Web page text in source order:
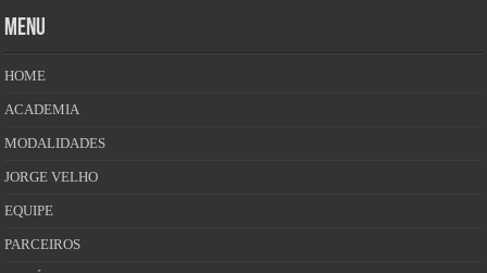
MENU
HOME
ACADEMIA
MODALIDADES
JORGE VELHO
EQUIPE
PARCEIROS